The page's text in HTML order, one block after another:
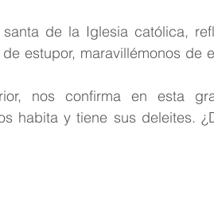
de la Iglesia católica,
estupor, maravillémonos de
nos confirma en esta
habita y tiene sus deleites.